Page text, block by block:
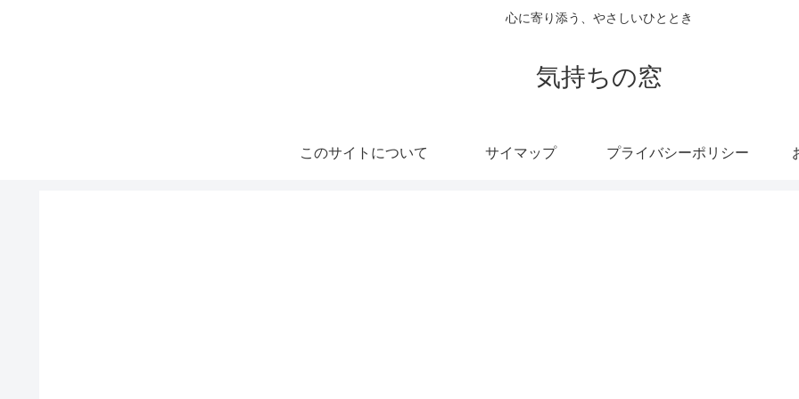
心に寄り添う、やさしいひととき
気持ちの窓
このサイトについて サイマップ プライバシーポリシー